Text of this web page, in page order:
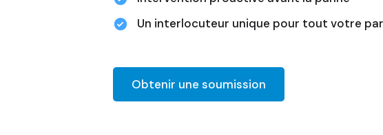
Un interlocuteur unique pour tout votre
Obtenir une soumission